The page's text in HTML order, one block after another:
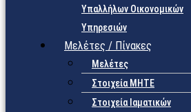
Υπαλλήλων Οικονομικών
Υπηρεσιών
Μελέτες / Πίνακες
Μελέτες
Στοιχεία ΜΗΤΕ
Στοιχεία Ιαματικών